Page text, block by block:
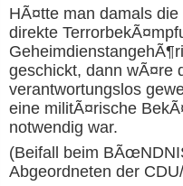
HÃ¤tte man damals
direkte
geschickt, dann wÃ¤re
verantwortungslos
eine militÃ¤rische
notwendig war.
(Beifall beim
Abgeordneten der